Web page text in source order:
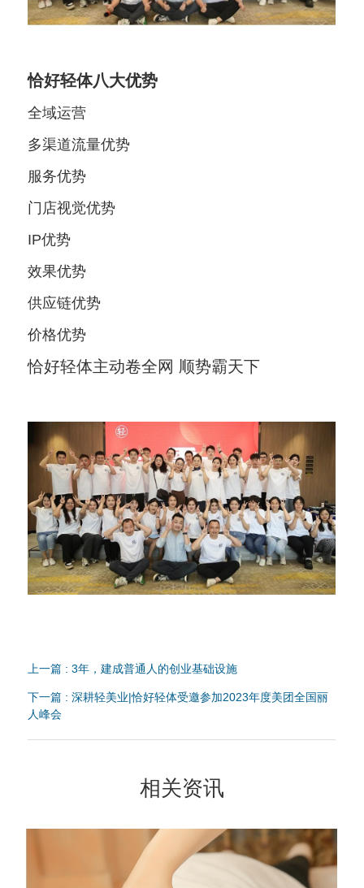
恰好轻体八大优势
全域运营
多渠道流量优势
服务优势
门店视觉优势
IP优势
效果优势
供应链优势
价格优势
恰好轻体主动卷全网 顺势霸天下
上一篇 : 3年，建成普通人的创业基础设施
下一篇 : 深耕轻美业|恰好轻体受邀参加2023年度美团全国丽
人峰会
相关资讯